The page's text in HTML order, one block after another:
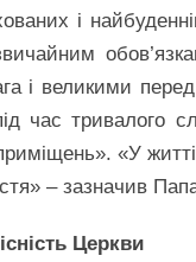
і
і великими
час тривалого
«У
– зазначив
Церкви